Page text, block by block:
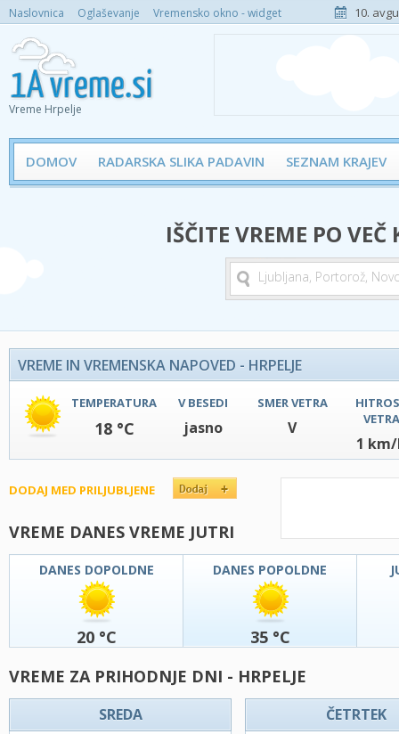
Naslovnica Oglaševanje Vremensko okno - widget 10.
Vreme Hrpelje
DOMOV RADARSKA SLIKA PADAVIN SEZNAM KRAJEV
IŠČITE VREME PO
VREME IN VREMENSKA NAPOVED - HRPELJE
TEMPERATURA
18 °C
V BESEDI
jasno
SMER VETRA
V
VETRA
1
DODAJ MED PRILJUBLJENE
VREME DANES VREME JUTRI
DANES DOPOLDNE
20 °C
DANES POPOLDNE
35 °C
VREME ZA PRIHODNJE DNI - HRPELJE
SREDA ČETRTEK